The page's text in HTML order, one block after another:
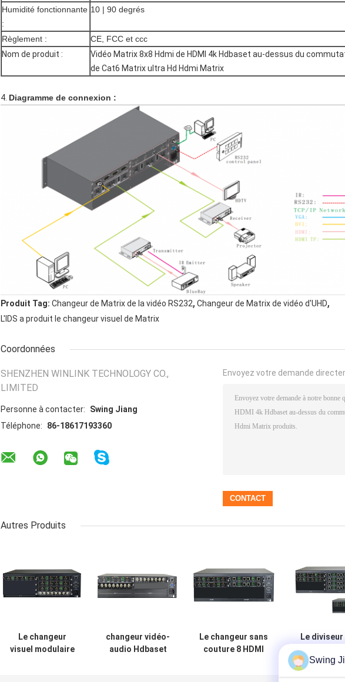
Humidité fonctionnante
:
10 | 90 degrés
Règlement :
CE, FCC et ccc
Nom de produit :
Vidéo Matrix 8x8 Hdmi de HDMI 4k Hdbaset au-dessus du
de Cat6 Matrix ultra Hd Hdmi Matrix
4. Diagramme de connexion :
Produit Tag: Changeur de Matrix de la vidéo RS232, Changeur de Matrix de vidéo d'UHD,
L'IDS a produit le changeur visuel de Matrix
Coordonnées
SHENZHEN WINLINK TECHNOLOGY CO.,
LIMITED
Personne à contacter:
Swing Jiang
Téléphone:
86-18617193360
Envoyez votre demande
Autres Produits
Le changeur
visuel modulaire
changeur vidéo-
audio Hdbaset
Le changeur sans
couture 8 HDMI
Le
sur
HDMI
Swing